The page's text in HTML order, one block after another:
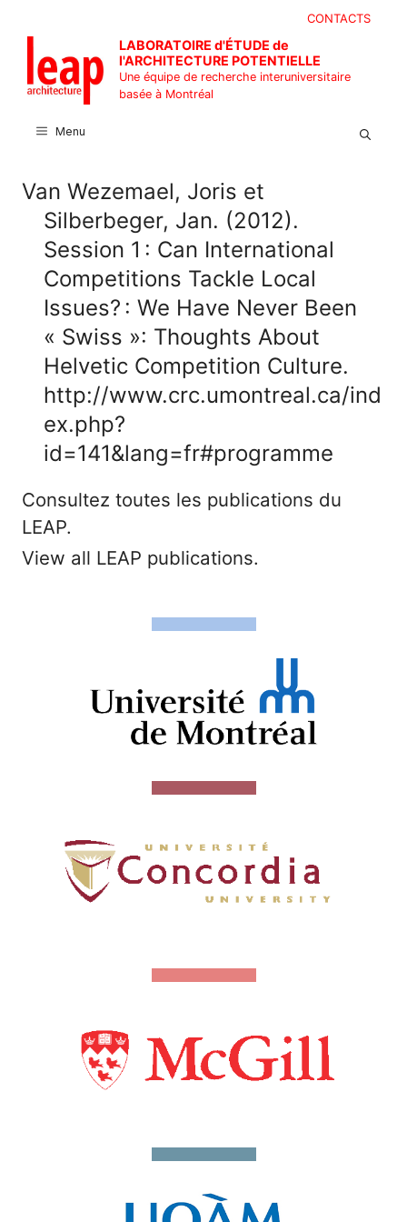
contenu
CONTACTS
LABORATOIRE d'ÉTUDE de
l'ARCHITECTURE POTENTIELLE
Une équipe de recherche interuniversitaire
basée à Montréal
Menu
Van Wezemael, Joris et
Silberbeger, Jan. (2012).
Session 1 : Can International
Competitions Tackle Local
Issues? : We Have Never Been
« Swiss »: Thoughts About
Helvetic Competition Culture.
http://www.crc.umontreal.ca/ind
ex.php?
id=141&lang=fr#programme
Consultez toutes les publications du
LEAP.
View all LEAP publications.